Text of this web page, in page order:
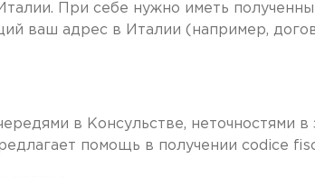
При себе нужно иметь
ваш адрес в Италии (например,
в Консульстве, неточностями в
помощь в получении codice